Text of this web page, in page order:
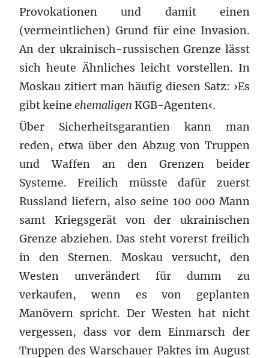
Provokationen und damit einen
(vermeintlichen) Grund für eine Invasion.
An der ukrainisch-russischen Grenze lässt
sich heute Ähnliches leicht vorstellen. In
Moskau zitiert man häufig diesen Satz: ›Es
gibt keine ehemaligen KGB-Agenten‹.
Über Sicherheitsgarantien kann man
reden, etwa über den Abzug von Truppen
und Waffen an den Grenzen beider
Systeme. Freilich müsste dafür zuerst
Russland liefern, also seine 100 000 Mann
samt Kriegsgerät von der ukrainischen
Grenze abziehen. Das steht vorerst freilich
in den Sternen. Moskau versucht, den
Westen unverändert für dumm zu
verkaufen, wenn es von geplanten
Manövern spricht. Der Westen hat nicht
vergessen, dass vor dem Einmarsch der
Truppen des Warschauer Paktes im August